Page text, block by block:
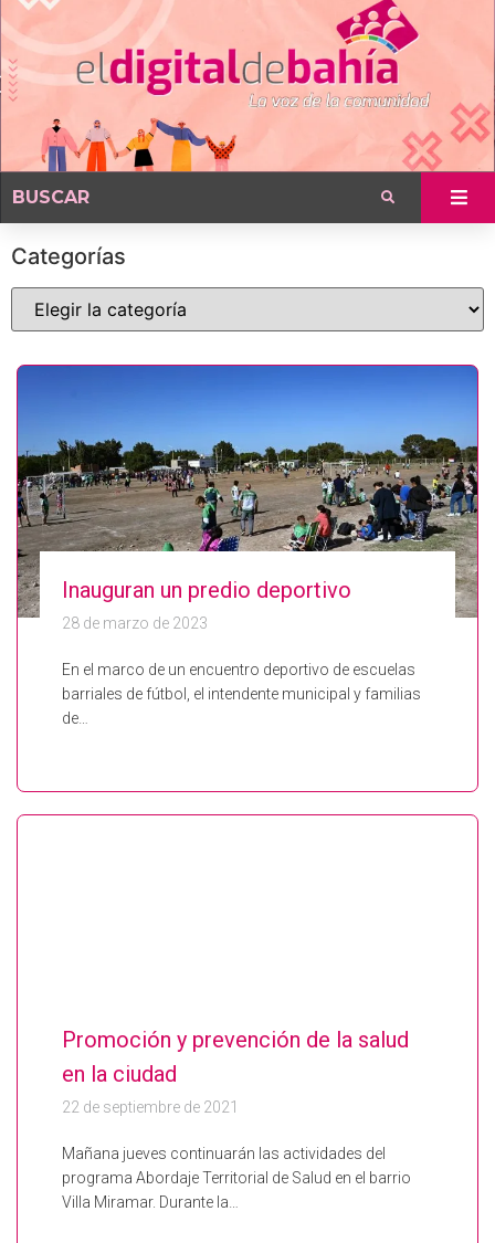
Categorías
Inauguran un predio deportivo
28 de marzo de 2023
En el marco de un encuentro deportivo de escuelas
barriales de fútbol, el intendente municipal y familias
de…
Promoción y prevención de la salud
en la ciudad
22 de septiembre de 2021
Mañana jueves continuarán las actividades del
programa Abordaje Territorial de Salud en el barrio
Villa Miramar. Durante la…